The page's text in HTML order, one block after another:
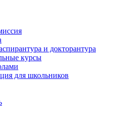
и докторантура
курсы
для школьников